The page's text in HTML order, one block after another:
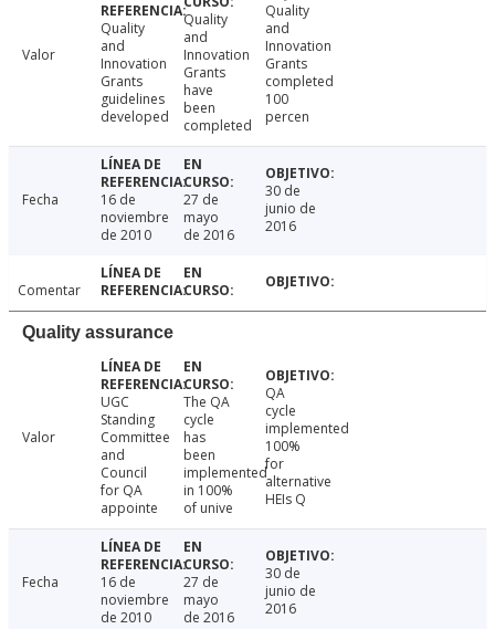
Valor
Quality
and
Innovation
Grants
guidelines
developed
Quality
and
Innovation
Grants
have
been
completed
Quality
and
Innovation
Grants
completed
100
percen
Fecha
16 de
noviembre
de 2010
27 de
mayo
de 2016
30 de
junio de
2016
Comentar
Quality assurance
Valor
UGC
Standing
Committee
and
Council
for QA
appointe
The QA
cycle
has
been
implemented
in 100%
of unive
QA
cycle
implemented
100%
for
alternative
HEIs Q
Fecha
16 de
noviembre
de 2010
27 de
mayo
de 2016
30 de
junio de
2016